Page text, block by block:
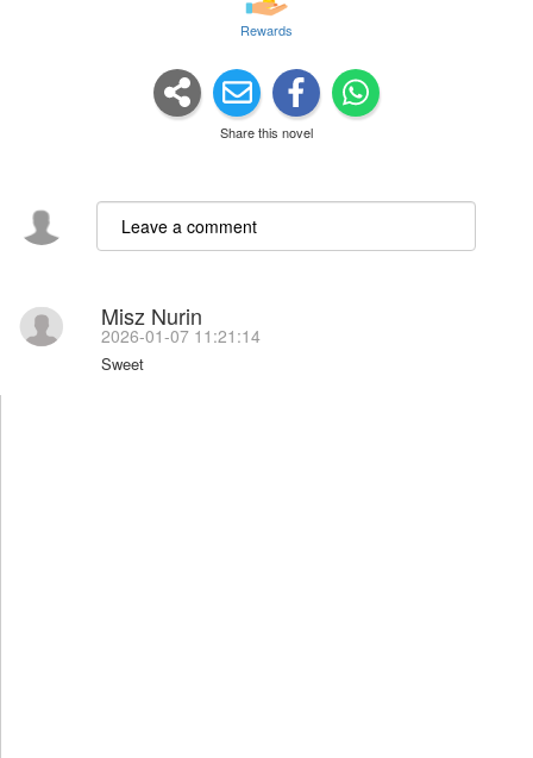
Rewards
Share this novel
Misz Nurin
2026-01-07 11:21:14
Sweet